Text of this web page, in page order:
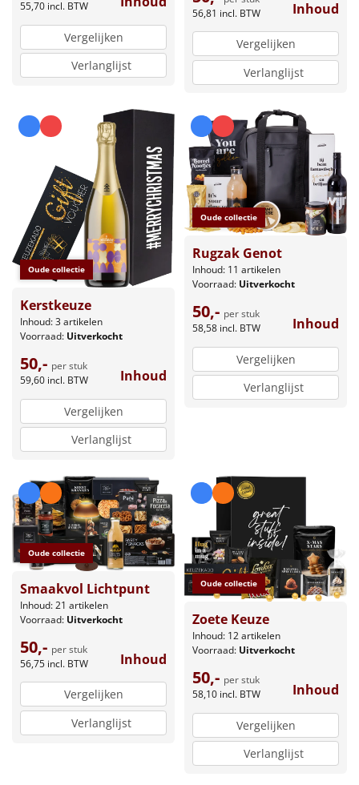
55,70 incl. BTW
Vergelijken
Verlanglijst
56,81 incl. BTW Inhoud
Vergelijken
Verlanglijst
Oude collectie
Kerstkeuze
Inhoud: 3 artikelen
Voorraad: Uitverkocht
50,- per stuk
59,60 incl. BTW Inhoud
Vergelijken
Verlanglijst
Oude collectie
Rugzak Genot
Inhoud: 11 artikelen
Voorraad: Uitverkocht
50,- per stuk
58,58 incl. BTW Inhoud
Vergelijken
Verlanglijst
Oude collectie
Smaakvol Lichtpunt
Inhoud: 21 artikelen
Voorraad: Uitverkocht
50,- per stuk
56,75 incl. BTW Inhoud
Vergelijken
Verlanglijst
Oude collectie
Zoete Keuze
Inhoud: 12 artikelen
Voorraad: Uitverkocht
50,- per stuk
58,10 incl. BTW Inhoud
Vergelijken
Verlanglijst